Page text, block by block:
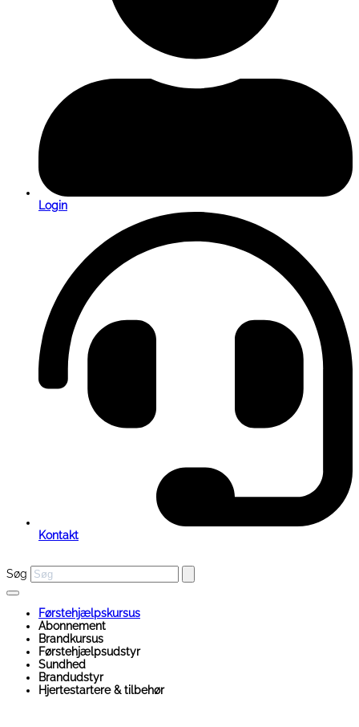
Login
Kontakt
Søg
Førstehjælpskursus
Abonnement
Brandkursus
Førstehjælpsudstyr
Sundhed
Brandudstyr
Hjertestartere & tilbehør